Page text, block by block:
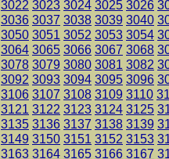
3022 3023 3024 3025 3026
3036 3037 3038 3039 3040
3050 3051 3052 3053 3054
3064 3065 3066 3067 3068
3078 3079 3080 3081 3082
3092 3093 3094 3095 3096
3106 3107 3108 3109 3110
3121 3122 3123 3124 3125
3135 3136 3137 3138 3139
3149 3150 3151 3152 3153
3163 3164 3165 3166 3167